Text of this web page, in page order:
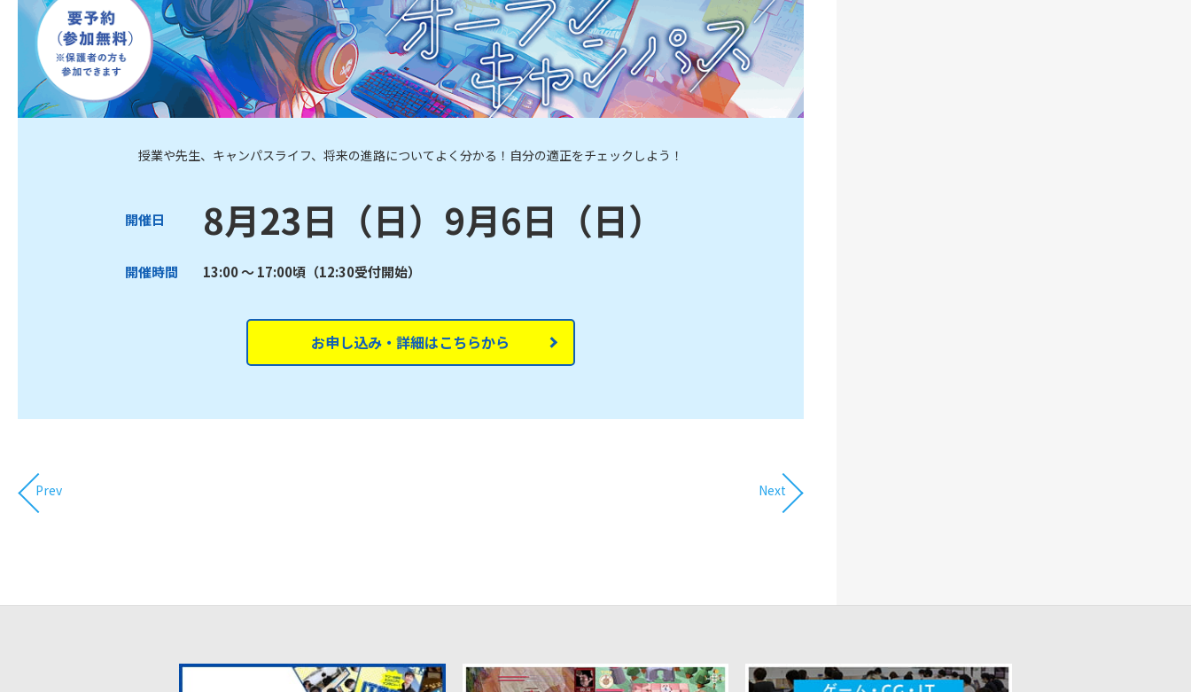
授業や先生、キャンパスライフ、将来の進路についてよく分かる！自分の適正をチェックしよう！
開催日 8月23日（日）9月6日（日）
開催時間 13:00 ～ 17:00頃（12:30受付開始）
お申し込み・詳細はこちらから
Prev Next